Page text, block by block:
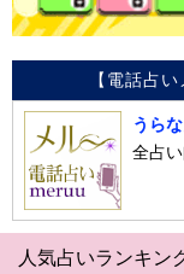
【電話占
うら
全占
人気占いランキン